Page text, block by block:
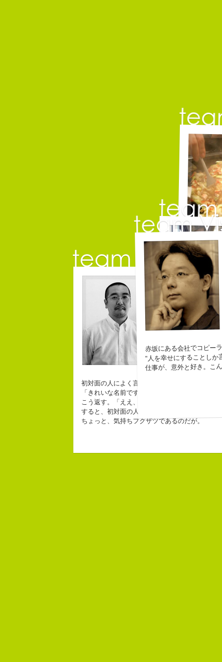
チーム
幸せでとっても怖
生きられてる私は
名雪祐平
コピーライター
クリエイティブディ
初対面の人によく言われる。
「きれいな名前ですね」
こう返す。「ええ、名前だけは」
すると、初対面の人が笑ってくれる。
ちょっと、気持ちフクザツであるのだが。
赤坂にある会社でコピー
"人を幸せにすることし
仕事が、意外と好き。こ